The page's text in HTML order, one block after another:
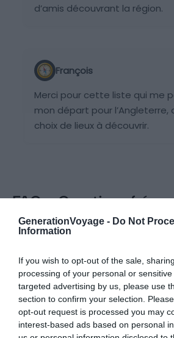
GenerationVoyage - Do Not
Information
If you wish to opt-out of the sale,
processing of your personal or
targeted advertising by us, please use
section to confirm your selection.
opt-out request is processed you may
interest-based ads based on personal
d’amis découvrant la région.
François
Merci pour cette liste qui me
mon départ pour l’Angleterre,
choix de lieux à découvrir.
FAQ - Questions
Comment faites-vous la
Peut-on contribuer en tant que
lecteur/voyageur à partager
non référencées/proposées